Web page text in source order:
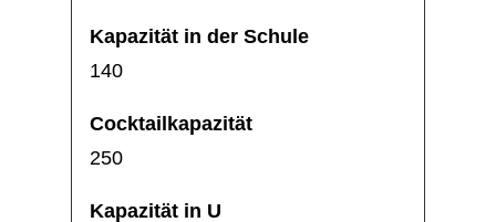
140
250